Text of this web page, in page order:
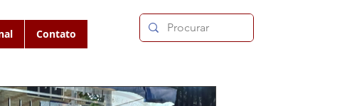
Contato